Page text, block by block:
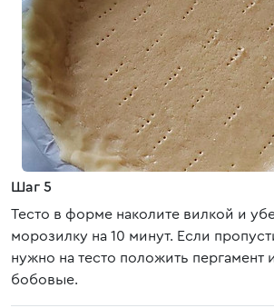
Шаг 5
Тесто в форме наколите вилкой и
морозилку на 10 минут. Если
нужно на тесто положить пергамент
бобовые.